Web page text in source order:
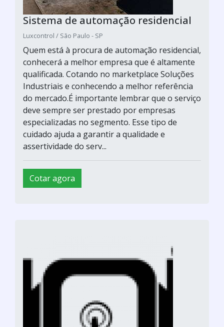
Sistema de automação residencial
Luxcontrol / São Paulo - SP
Quem está à procura de automação residencial,
conhecerá a melhor empresa que é altamente
qualificada. Cotando no marketplace Soluções
Industriais e conhecendo a melhor referência
do mercado.É importante lembrar que o serviço
deve sempre ser prestado por empresas
especializadas no segmento. Esse tipo de
cuidado ajuda a garantir a qualidade e
assertividade do serv...
Cotar agora